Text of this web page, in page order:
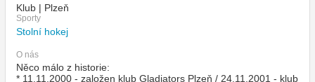
Klub | Plzeň
Sporty
Stolní hokej
O nás
Něco málo z historie:
* 11.11.2000 - založen klub Gladiators Plzeň / 24.11.2001 - klub